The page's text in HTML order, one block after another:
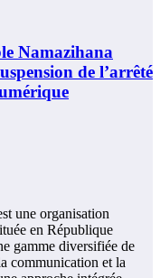
Namazihana
de l’arrêté
une organisation
en République
gamme diversifiée de
communication et la